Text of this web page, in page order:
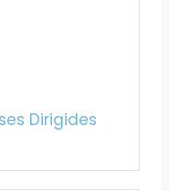
Dirigides